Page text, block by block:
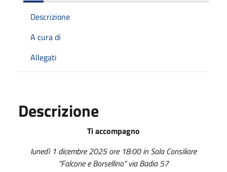
Descrizione
A cura di
Allegati
Descrizione
Ti accompagno
lunedì 1 dicembre 2025 ore 18:00 in Sala Consiliare
“Falcone e Borsellino” via Badia 57